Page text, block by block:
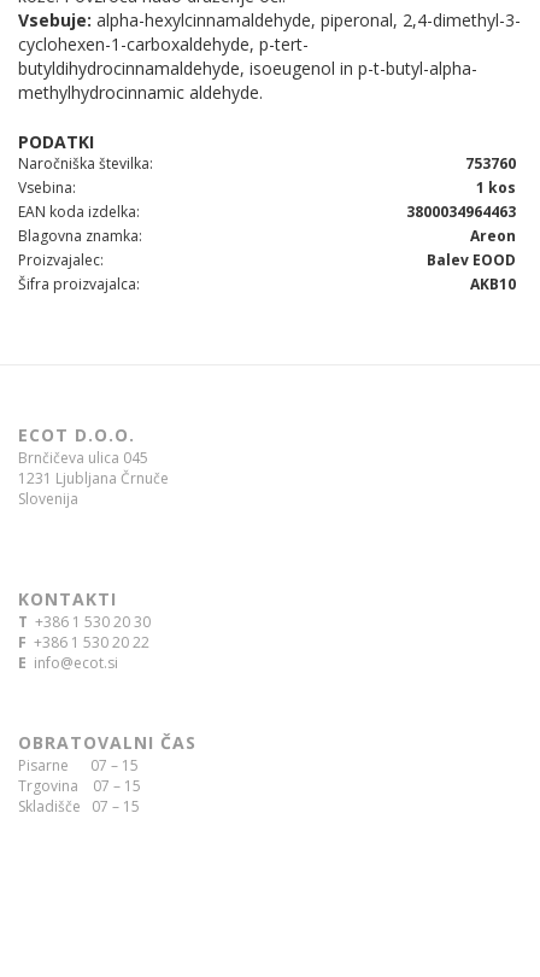
Vsebuje: alpha-hexylcinnamaldehyde, piperonal, 2,4-dimethyl-3-
cyclohexen-1-carboxaldehyde, p-tert-
butyldihydrocinnamaldehyde, isoeugenol in p-t-butyl-alpha-
methylhydrocinnamic aldehyde.
Naročniška številka
753760
Vsebina
1 kos
EAN koda izdelka
3800034964463
Blagovna znamka
Areon
Proizvajalec
Balev EOOD
Šifra proizvajalca
AKB10
ECOT D.O.O.
Brnčičeva ulica 045
1231 Ljubljana Črnuče
Slovenija
KONTAKTI
T +386 1 530 20 30
F +386 1 530 20 22
E info@ecot.si
OBRATOVALNI ČAS
Pisarne 07 – 15
Trgovina 07 – 15
Skladišče 07 – 15